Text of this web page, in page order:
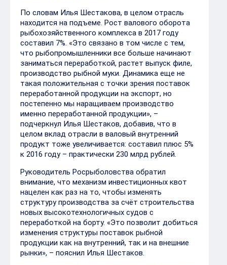
По словам Илья Шестакова, в целом отрасль
находится на подъеме. Рост валового оборота
рыбохозяйственного комплекса в 2017 году
составил 7%. «Это связано в том числе с тем,
что рыбопромышленники все больше начинают
заниматься переработкой, растет выпуск филе,
производство рыбной муки. Динамика еще не
такая положительная с точки зрения поставок
переработанной продукции на экспорт, но
постепенно мы наращиваем производство
именно переработанной продукции», –
подчеркнул Илья Шестаков, добавив, что в
целом вклад отрасли в валовый внутренний
продукт тоже увеличивается: составил плюс 5%
к 2016 году – практически 230 млрд рублей.
Руководитель Росрыболовства обратил
внимание, что механизм инвестиционных квот
нацелен как раз на то, чтобы изменять
структуру производства за счёт строительства
новых высокотехнологичных судов с
переработкой на борту. «Это позволит добиться
изменения структуры поставок рыбной
продукции как на внутренний, так и на внешние
рынки», – пояснил Илья Шестаков.